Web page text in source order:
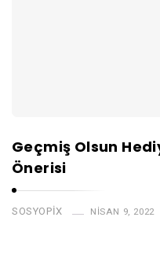
Geçmiş Olsun
Önerisi
SOSYOPIX NISAN 9, 2022